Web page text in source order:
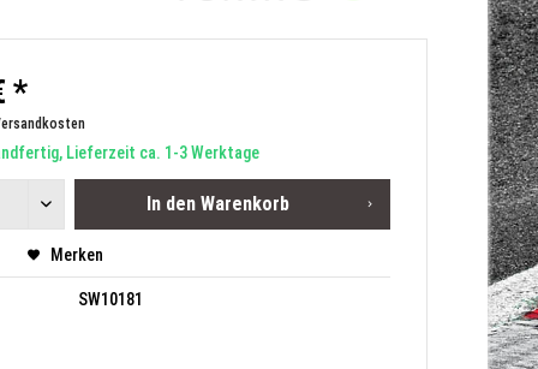
*
Lieferzeit ca. 1-3 Werktage
In den Warenkorb
Merken
SW10181